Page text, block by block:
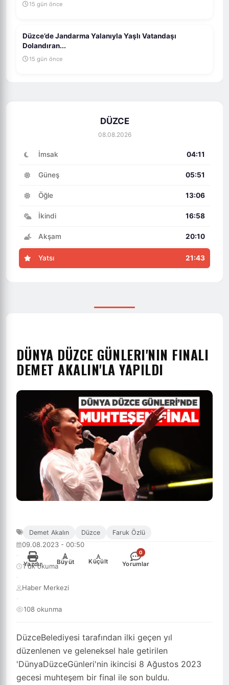
15 gün önce
Düzce’de Jandarma Yalanıyla Yaşlı Vatandaşı
Dolandıran...
15 gün önce
DÜZCE
08.08.2026
İmsak 04:11
Güneş 05:51
Öğle 13:06
İkindi 16:58
Akşam 20:10
Yatsı 21:43
DÜNYA DÜZCE GÜNLERI'NIN FINALI
DEMET AKALIN'LA YAPILDI
DüzceBelediyesi tarafından ilki geçen yıl
düzenlenen ve geleneksel hale getirilen
'DünyaDüzceGünleri'nin ikincisi 8 Ağustos 2023
gecesi muhteşem bir final ile son buldu.
09.08.2023 - 00:50
·
1 dk okuma
·
Haber Merkezi
·
108 okunma
Yazdır
+
Büyüt
-
Küçült
0
Yorumlar
Demet Akalın Düzce Faruk Özlü